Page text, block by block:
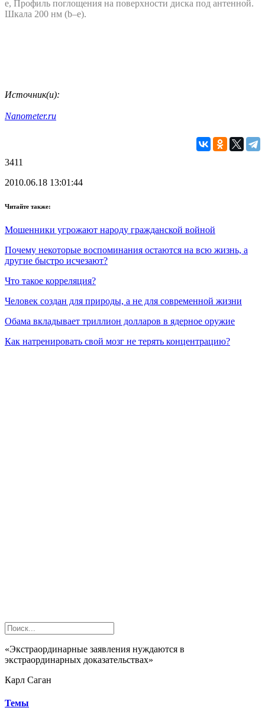
e, Профиль поглощения на поверхности диска под антенной.
Шкала 200 нм (b–e).
Источник(и):
Nanometer.ru
3411
2010.06.18 13:01:44
Читайте также:
Мошенники угрожают народу гражданской войной
Почему некоторые воспоминания остаются на всю жизнь, а
другие быстро исчезают?
Что такое корреляция?
Человек создан для природы, а не для современной жизни
Обама вкладывает триллион долларов в ядерное оружие
Как натренировать свой мозг не терять концентрацию?
«Экстраординарные заявления нуждаются в
экстраординарных доказательствах»
Карл Саган
Темы